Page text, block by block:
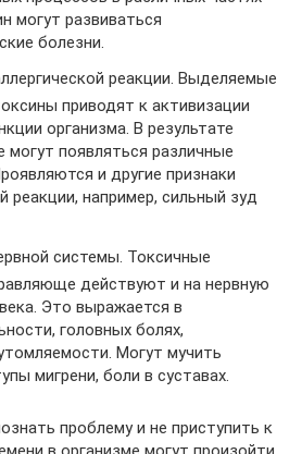
могут развиваться
болезни.
реакции. Выделяемые
приводят к активизации
организма. В результате
могут появляться различные
и другие признаки
реакции, например, сильный зуд
системы. Токсичные
действуют и на нервную
Это выражается в
головных болях,
Могут мучить
мигрени, боли в суставах.
проблему и не приступить к